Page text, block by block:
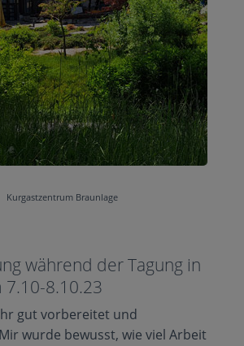
Kurgastzentrum Braunlage
während der Tagung in
7.10-8.10.23
gut vorbereitet und
wurde bewusst, wie viel Arbeit